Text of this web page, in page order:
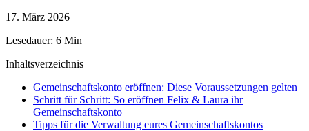
17. März 2026
Lesedauer: 6 Min
Inhaltsverzeichnis
Gemeinschaftskonto eröffnen: Diese Voraussetzungen gelten
Schritt für Schritt: So eröffnen Felix & Laura ihr
Gemeinschaftskonto
Tipps für die Verwaltung eures Gemeinschaftskontos